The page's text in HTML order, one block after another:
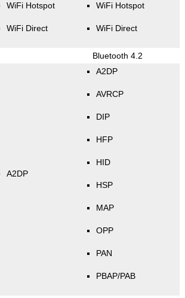
WiFi Hotspot
WiFi Direct
WiFi Hotspot
WiFi Direct
Bluetooth 4.2
A2DP
A2DP
AVRCP
DIP
HFP
HID
HSP
MAP
OPP
PAN
PBAP/PAB